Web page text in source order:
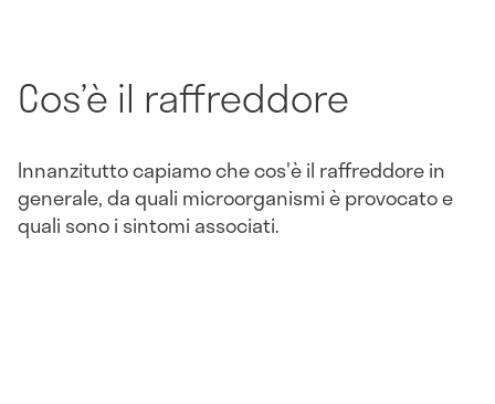
Cos’è il raffreddore
Innanzitutto capiamo che cos'è il raffreddore in
generale, da quali microorganismi è provocato e
quali sono i sintomi associati.